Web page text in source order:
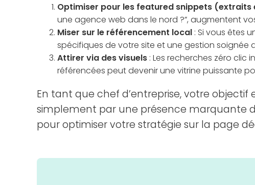
Optimiser pour les featured snippets (extraits
une agence web dans le nord ?”, augmentent
Miser sur le référencement local : Si vous êtes
spécifiques de votre site et une gestion
Attirer via des visuels : Les recherches zéro
référencées peut devenir une vitrine puissante
En tant que chef d’entreprise, votre objectif
simplement par une présence marquante
pour optimiser votre stratégie sur la page